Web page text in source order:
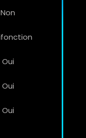
Non
Oui
Oui
Oui